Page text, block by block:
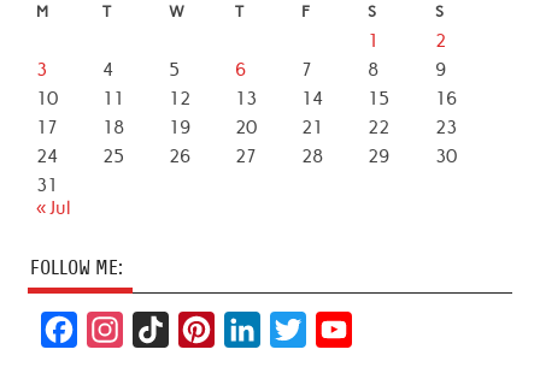
M T W T F S S
1
2
3
4 5 6 7 8
9
10
11 12 13 14 15
16
17
18 19 20 21 22
23
24
25 26 27 28 29
30
31
« Jul
FOLLOW ME: